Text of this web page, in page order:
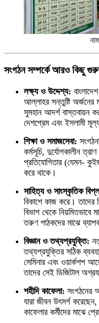
সংগঠন সম্পর্কে আরও কিছু
লক্ষ্য ও উদ্দেশ্য:
আল্লাহর সন্তুষ্টি অর্জনের
সুমহান আদর্শ বাস্তবায়ন
দেশপ্রেম এবং ইসলামী
শিক্ষা ও সমাজসেবা:
কর্মসূচি, দুর্যোগকালীন
প্রতিযোগিতার (যেমন-
করে থাকে।
সাহিত্য ও সাংস্কৃতিক
বিকাশে কাজ করে। তাদের
বিভাগ থেকে নিয়মিতভাবে
তরুণ পাঠকদের মাঝে
বিজ্ঞান ও তথ্যপ্রযুক্তি:
তথ্যপ্রযুক্তির সঠিক
সেমিনার এবং ওয়ার্কশপ
তাদের সেই ডিজিটাল
শহীদি কাফেলা: সংগঠনের
যারা জীবন উৎসর্গ
কাফেলার কর্মীদের মাঝে